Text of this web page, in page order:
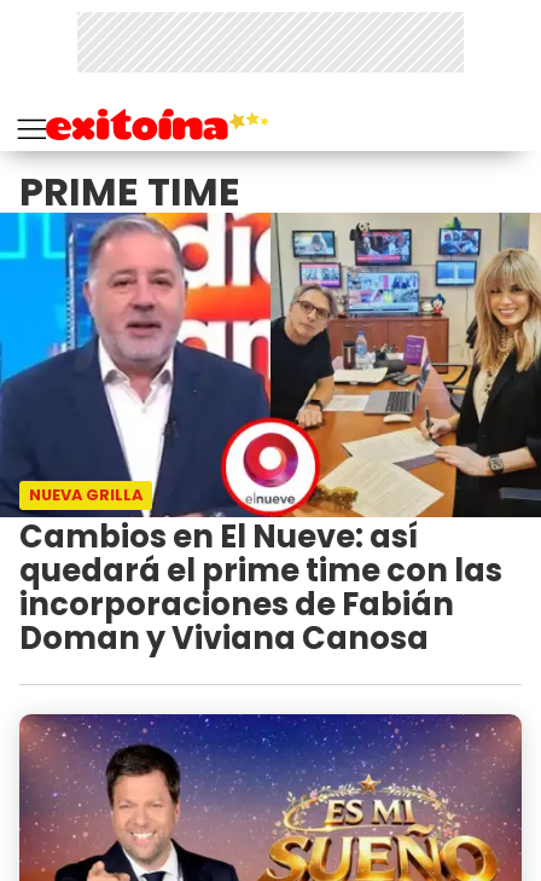
PRIME TIME
NUEVA GRILLA
Cambios en El Nueve: así
quedará el prime time con las
incorporaciones de Fabián
Doman y Viviana Canosa